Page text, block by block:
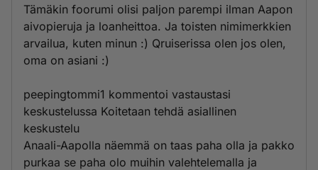
Tämäkin foorumi olisi paljon parempi ilman Aapon
aivopieruja ja loanheittoa. Ja toisten nimimerkkien
arvailua, kuten minun :) Qruiserissa olen jos olen,
oma on asiani :)
peepingtommi1 kommentoi vastaustasi
keskustelussa Koitetaan tehdä asiallinen
keskustelu
Anaali-Aapolla näemmä on taas paha olla ja pakko
purkaa se paha olo muihin valehtelemalla ja